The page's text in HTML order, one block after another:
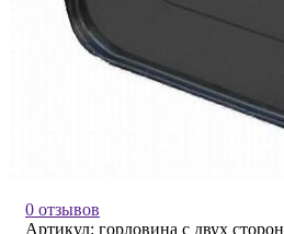
0 отзывов
Артикул: горловина с двух сторон